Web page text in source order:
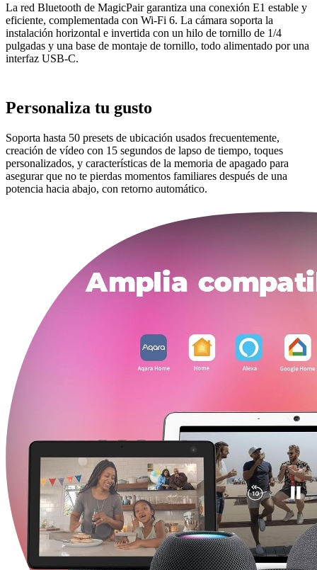
La red Bluetooth de MagicPair garantiza una conexión E1 estable y
eficiente, complementada con Wi-Fi 6. La cámara soporta la
instalación horizontal e invertida con un hilo de tornillo de 1/4
pulgadas y una base de montaje de tornillo, todo alimentado por una
interfaz USB-C.
Personaliza tu gusto
Soporta hasta 50 presets de ubicación usados frecuentemente,
creación de vídeo con 15 segundos de lapso de tiempo, toques
personalizados, y características de la memoria de apagado para
asegurar que no te pierdas momentos familiares después de una
potencia hacia abajo, con retorno automático.